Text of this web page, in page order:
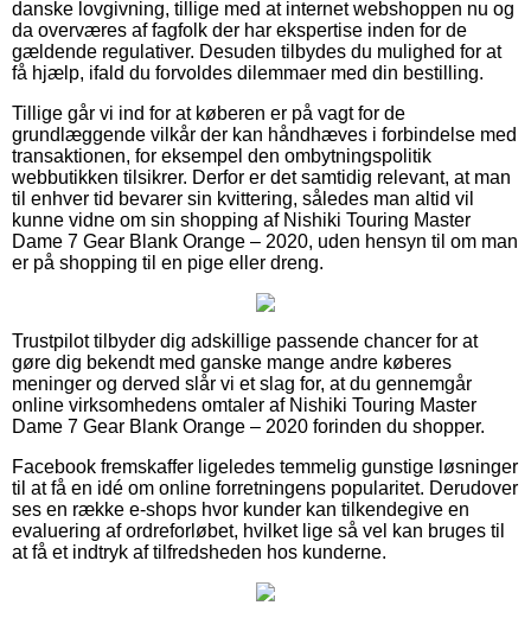
danske lovgivning, tillige med at internet webshoppen nu og
da overværes af fagfolk der har ekspertise inden for de
gældende regulativer. Desuden tilbydes du mulighed for at
få hjælp, ifald du forvoldes dilemmaer med din bestilling.
Tillige går vi ind for at køberen er på vagt for de
grundlæggende vilkår der kan håndhæves i forbindelse med
transaktionen, for eksempel den ombytningspolitik
webbutikken tilsikrer. Derfor er det samtidig relevant, at man
til enhver tid bevarer sin kvittering, således man altid vil
kunne vidne om sin shopping af Nishiki Touring Master
Dame 7 Gear Blank Orange – 2020, uden hensyn til om man
er på shopping til en pige eller dreng.
Trustpilot tilbyder dig adskillige passende chancer for at
gøre dig bekendt med ganske mange andre køberes
meninger og derved slår vi et slag for, at du gennemgår
online virksomhedens omtaler af Nishiki Touring Master
Dame 7 Gear Blank Orange – 2020 forinden du shopper.
Facebook fremskaffer ligeledes temmelig gunstige løsninger
til at få en idé om online forretningens popularitet. Derudover
ses en række e-shops hvor kunder kan tilkendegive en
evaluering af ordreforløbet, hvilket lige så vel kan bruges til
at få et indtryk af tilfredsheden hos kunderne.